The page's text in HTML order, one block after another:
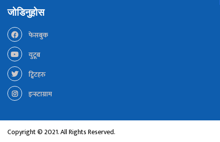
जोडिनुहोस
फेसबुक
युटूब
ट्विटहरु
इन्स्टाग्राम
Copyright © 2021. All Rights Reserved.